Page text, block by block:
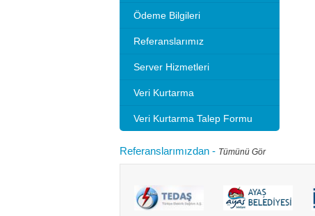
Ödeme Bilgileri
Referanslarımız
Server Hizmetleri
Veri Kurtarma
Veri Kurtarma Talep Formu
Referanslarımızdan - Tümünü Gör
sürümleri de benzer ayarlar ile
Resimlerin üzerine tıklay...
hızlandırırım"